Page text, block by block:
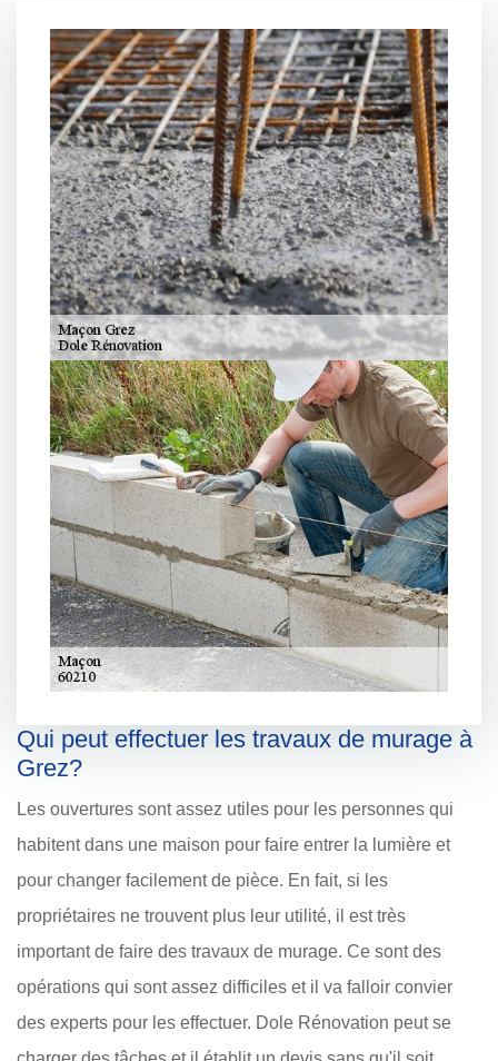
Qui peut effectuer les travaux de murage à
Grez?
Les ouvertures sont assez utiles pour les personnes qui
habitent dans une maison pour faire entrer la lumière et
pour changer facilement de pièce. En fait, si les
propriétaires ne trouvent plus leur utilité, il est très
important de faire des travaux de murage. Ce sont des
opérations qui sont assez difficiles et il va falloir convier
des experts pour les effectuer. Dole Rénovation peut se